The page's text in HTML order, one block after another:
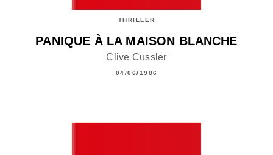
THRILLER
PANIQUE À LA MAISON BLANCHE
Clive Cussler
04/06/1986